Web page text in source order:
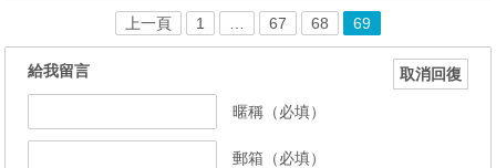
上一頁 1 67 68 69
給我留言 取消回復
暱稱（必填）
郵箱（必填）